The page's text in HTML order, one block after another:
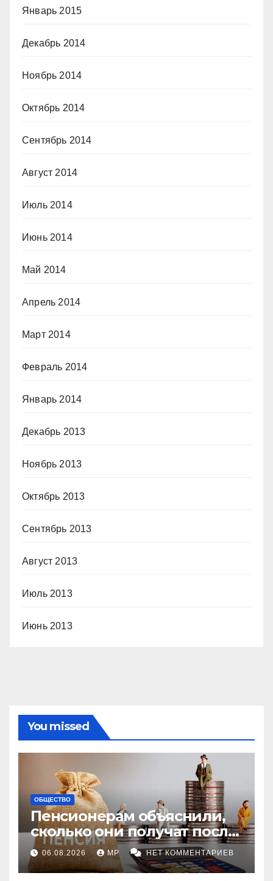
Январь 2015
Декабрь 2014
Ноябрь 2014
Октябрь 2014
Сентябрь 2014
Август 2014
Июль 2014
Июнь 2014
Май 2014
Апрель 2014
Март 2014
Февраль 2014
Январь 2014
Декабрь 2013
Ноябрь 2013
Октябрь 2013
Сентябрь 2013
Август 2013
Июль 2013
Июнь 2013
You missed
ОБЩЕСТВО
Пенсионерам объяснили,
сколько они получат после
индексации
06.08.2026 MP НЕТ КОММЕНТАРИЕВ